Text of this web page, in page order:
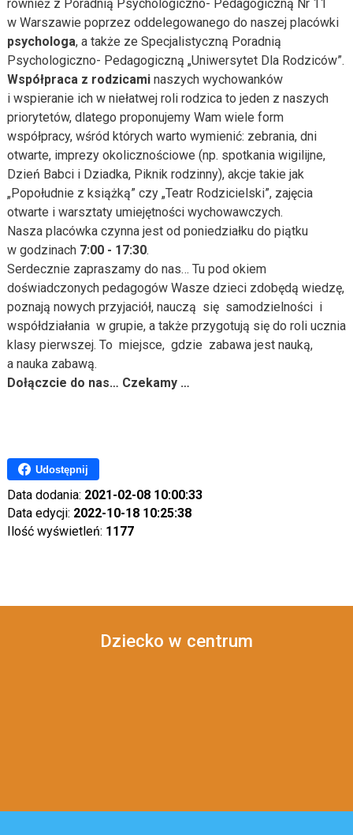
również z Poradnią Psychologiczno- Pedagogiczną Nr 11
w Warszawie poprzez oddelegowanego do naszej placówki
psychologa, a także ze Specjalistyczną Poradnią
Psychologiczno- Pedagogiczną „Uniwersytet Dla Rodziców”.
Współpraca z rodzicaminaszych wychowanków
i wspieranie ich w niełatwej roli rodzica to jeden z naszych
priorytetów, dlatego proponujemy Wam wiele form
współpracy, wśród których warto wymienić: zebrania, dni
otwarte, imprezy okolicznościowe (np. spotkania wigilijne,
Dzień Babci i Dziadka, Piknik rodzinny), akcje takie jak
„Popołudnie z książką” czy „Teatr Rodzicielski”, zajęcia
otwarte i warsztaty umiejętności wychowawczych.
Nasza placówka czynna jest od poniedziałku do piątku
w godzinach 7:00 - 17:30.
Serdecznie zapraszamy do nas… Tu pod okiem
doświadczonych pedagogów Wasze dzieci zdobędą wiedzę,
poznają nowych przyjaciół, nauczą się samodzielności i
współdziałania w grupie, a także przygotują się do roli ucznia
klasy pierwszej. To miejsce, gdzie zabawa jest nauką,
a nauka zabawą.
Dołączcie do nas… Czekamy …
Udostępnij
Data dodania: 2021-02-08 10:00:33
Data edycji: 2022-10-18 10:25:38
Ilość wyświetleń: 1177
Dziecko w centrum